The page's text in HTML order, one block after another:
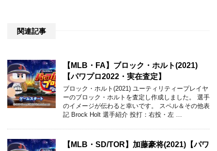
関連記事
【MLB・FA】ブロック・ホルト(2021)
【パワプロ2022・実在査定】
ブロック・ホルト(2021) ユーティリティープレイヤ
ーのブロック・ホルトを査定し作成しました。 選手
のイメージが伝わると幸いです。 スペル＆その他表
記 Brock Holt 選手紹介 投打：右投・左 …
【MLB・SD/TOR】加藤豪将(2021)【パワ